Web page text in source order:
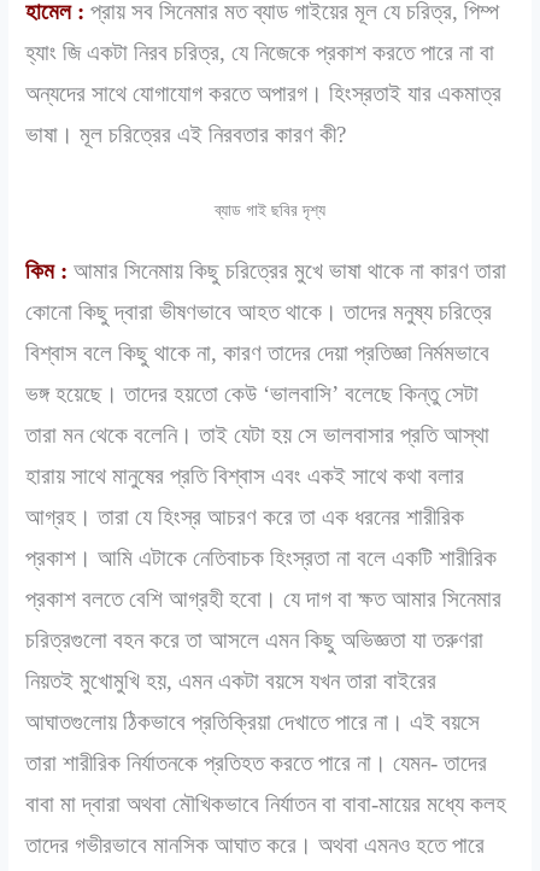
হামেল :প্রায় সব সিনেমার মত ব্যাড গাইয়ের মূল যে চরিত্র, পিম্প
হ্যাং জি একটা নিরব চরিত্র, যে নিজেকে প্রকাশ করতে পারে না বা
অন্যদের সাথে যোগাযোগ করতে অপারগ। হিংস্রতাই যার একমাত্র
ভাষা। মূল চরিত্রের এই নিরবতার কারণ কী?
ব্যাড গাই ছবির দৃশ্য
কিম : আমার সিনেমায় কিছু চরিত্রের মুখে ভাষা থাকে না কারণ তারা
কোনো কিছু দ্বারা ভীষণভাবে আহত থাকে। তাদের মনুষ্য চরিত্রে
বিশ্বাস বলে কিছু থাকে না, কারণ তাদের দেয়া প্রতিজ্ঞা নির্মমভাবে
ভঙ্গ হয়েছে। তাদের হয়তো কেউ ‘ভালবাসি’ বলেছে কিন্তু সেটা
তারা মন থেকে বলেনি। তাই যেটা হয় সে ভালবাসার প্রতি আস্থা
হারায় সাথে মানুষের প্রতি বিশ্বাস এবং একই সাথে কথা বলার
আগ্রহ। তারা যে হিংস্র আচরণ করে তা এক ধরনের শারীরিক
প্রকাশ। আমি এটাকে নেতিবাচক হিংস্রতা না বলে একটি শারীরিক
প্রকাশ বলতে বেশি আগ্রহী হবো। যে দাগ বা ক্ষত আমার সিনেমার
চরিত্রগুলো বহন করে তা আসলে এমন কিছু অভিজ্ঞতা যা তরুণরা
নিয়তই মুখোমুখি হয়, এমন একটা বয়সে যখন তারা বাইরের
আঘাতগুলোয় ঠিকভাবে প্রতিক্রিয়া দেখাতে পারে না। এই বয়সে
তারা শারীরিক নির্যাতনকে প্রতিহত করতে পারে না। যেমন- তাদের
বাবা মা দ্বারা অথবা মৌখিকভাবে নির্যাতন বা বাবা-মায়ের মধ্যে কলহ
তাদের গভীরভাবে মানসিক আঘাত করে। অথবা এমনও হতে পারে